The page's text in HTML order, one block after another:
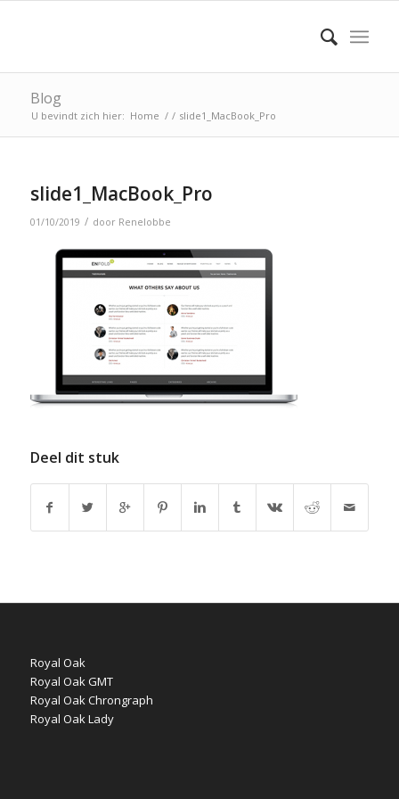
Blog
U bevindt zich hier: Home / / slide1_MacBook_Pro
slide1_MacBook_Pro
01/10/2019 / door Renelobbe
Deel dit stuk
Royal Oak
Royal Oak GMT
Royal Oak Chrongraph
Royal Oak Lady